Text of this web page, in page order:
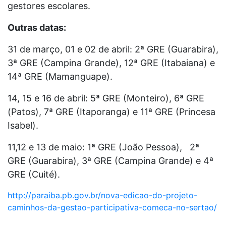
gestores escolares.
Outras datas:
31 de março, 01 e 02 de abril: 2ª GRE (Guarabira),
3ª GRE (Campina Grande), 12ª GRE (Itabaiana) e
14ª GRE (Mamanguape).
14, 15 e 16 de abril: 5ª GRE (Monteiro), 6ª GRE
(Patos), 7ª GRE (Itaporanga) e 11ª GRE (Princesa
Isabel).
11,12 e 13 de maio: 1ª GRE (João Pessoa), 2ª
GRE (Guarabira), 3ª GRE (Campina Grande) e 4ª
GRE (Cuité).
http://paraiba.pb.gov.br/nova-edicao-do-projeto-
caminhos-da-gestao-participativa-comeca-no-sertao/